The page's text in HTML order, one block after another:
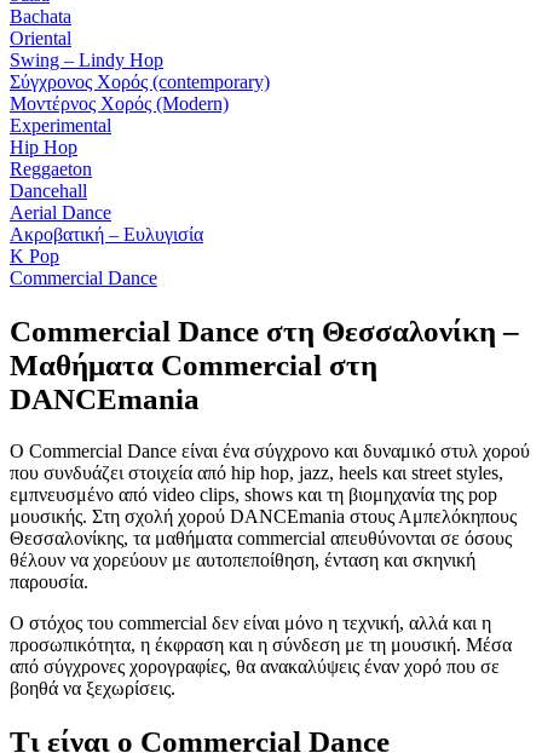
Bachata
Oriental
Swing – Lindy Hop
Σύγχρονος Χορός (contemporary)
Μοντέρνος Χορός (Modern)
Experimental
Hip Hop
Reggaeton
Dancehall
Aerial Dance
Ακροβατική – Ευλυγισία
K Pop
Commercial Dance
Commercial Dance στη Θεσσαλονίκη –
Μαθήματα Commercial στη
DANCEmania
Ο Commercial Dance είναι ένα σύγχρονο και δυναμικό στυλ χορού
που συνδυάζει στοιχεία από hip hop, jazz, heels και street styles,
εμπνευσμένο από video clips, shows και τη βιομηχανία της pop
μουσικής. Στη σχολή χορού DANCEmania στους Αμπελόκηπους
Θεσσαλονίκης, τα μαθήματα commercial απευθύνονται σε όσους
θέλουν να χορεύουν με αυτοπεποίθηση, ένταση και σκηνική
παρουσία.
Ο στόχος του commercial δεν είναι μόνο η τεχνική, αλλά και η
προσωπικότητα, η έκφραση και η σύνδεση με τη μουσική. Μέσα
από σύγχρονες χορογραφίες, θα ανακαλύψεις έναν χορό που σε
βοηθά να ξεχωρίσεις.
Τι είναι ο Commercial Dance